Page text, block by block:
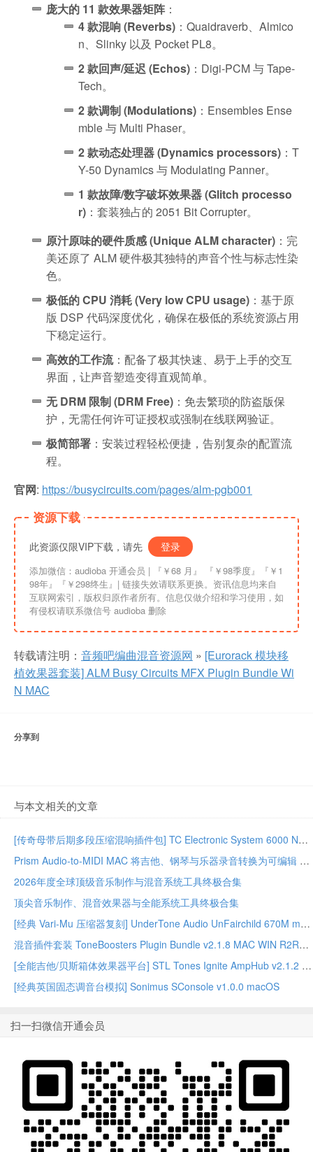
庞大的 11 款效果器矩阵：
4 款混响 (Reverbs) ：Quaidraverb、Almico
n、Slinky 以及 Pocket PL8。
2 款回声/延迟 (Echos) ：Digi-PCM 与 Tape-
Tech。
2 款调制 (Modulations) ：Ensembles Ense
mble 与 Multi Phaser。
2 款动态处理器 (Dynamics processors) ：T
Y-50 Dynamics 与 Modulating Panner。
1 款故障/数字破坏效果器 (Glitch processo
r) ：套装独占的 2051 Bit Corrupter。
原汁原味的硬件质感 (Unique ALM character) ：完
美还原了 ALM 硬件极其独特的声音个性与标志性染
色。
极低的 CPU 消耗 (Very low CPU usage) ：基于原
版 DSP 代码深度优化，确保在极低的系统资源占用
下稳定运行。
高效的工作流：配备了极其快速、易于上手的交互
界面，让声音塑造变得直观简单。
无 DRM 限制 (DRM Free) ：免去繁琐的防盗版保
护，无需任何许可证授权或强制在线联网验证。
极简部署 ：安装过程轻松便捷，告别复杂的配置流
程。
官网: https://busycircuits.com/pages/alm-pgb001
资源下载
此资源仅限VIP下载，请先 登录
添加微信：audioba 开通会员 | 『￥68 月』 『￥98季度』『￥1
98年』『￥298终生』| 链接失效请联系更换。资讯信息均来自
互联网索引，版权归原作者所有。信息仅做介绍和学习使用，如
有侵权请联系微信号 audioba 删除
转载请注明： 音频吧编曲混音资源网 » [Eurorack 模块移
植效果器套装] ALM Busy Circuits MFX Plugin Bundle Wi
N MAC
分享到
与本文相关的文章
[传奇母带后期多段压缩混响插件包] TC Electronic System 6000 Native Series Bundle 02.2026-GUISEPPE [MacOSX]（203MB）
Prism Audio-to-MIDI MAC 将吉他、钢琴与乐器录音转换为可编辑 MIDI
2026年度全球顶级音乐制作与混音系统工具终极合集
顶尖音乐制作、混音效果器与全能系统工具终极合集
[经典 Vari-Mu 压缩器复刻] UnderTone Audio UnFairchild 670M mkII v1.0.8 WiN/MAC – BUBBiX
混音插件套装 ToneBoosters Plugin Bundle v2.1.8 MAC WIN R2R版本
[全能吉他/贝斯箱体效果器平台] STL Tones Ignite AmpHub v2.1.2 2026.07 WiN – ItUsed
[经典英国固态调音台模拟] Sonimus SConsole v1.0.0 macOS
扫一扫微信开通会员